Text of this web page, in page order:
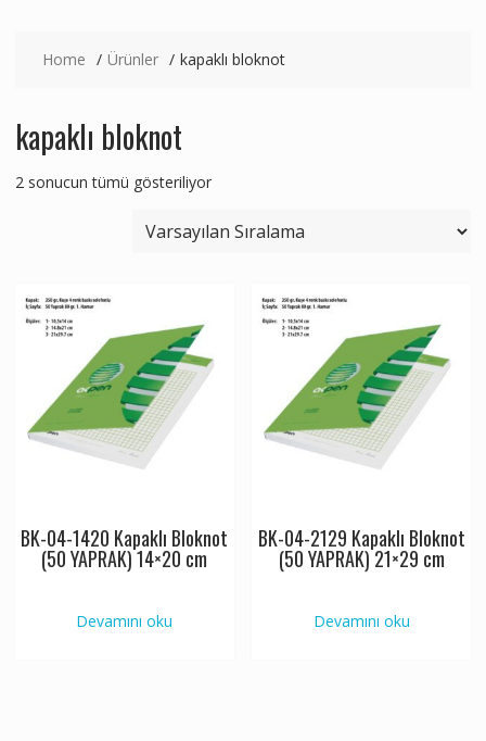
Home Ürünler kapaklı bloknot
kapaklı bloknot
2 sonucun tümü gösteriliyor
BK-04-1420 Kapaklı Bloknot
(50 YAPRAK) 14×20 cm
Devamını oku
BK-04-2129 Kapaklı Bloknot
(50 YAPRAK) 21×29 cm
Devamını oku